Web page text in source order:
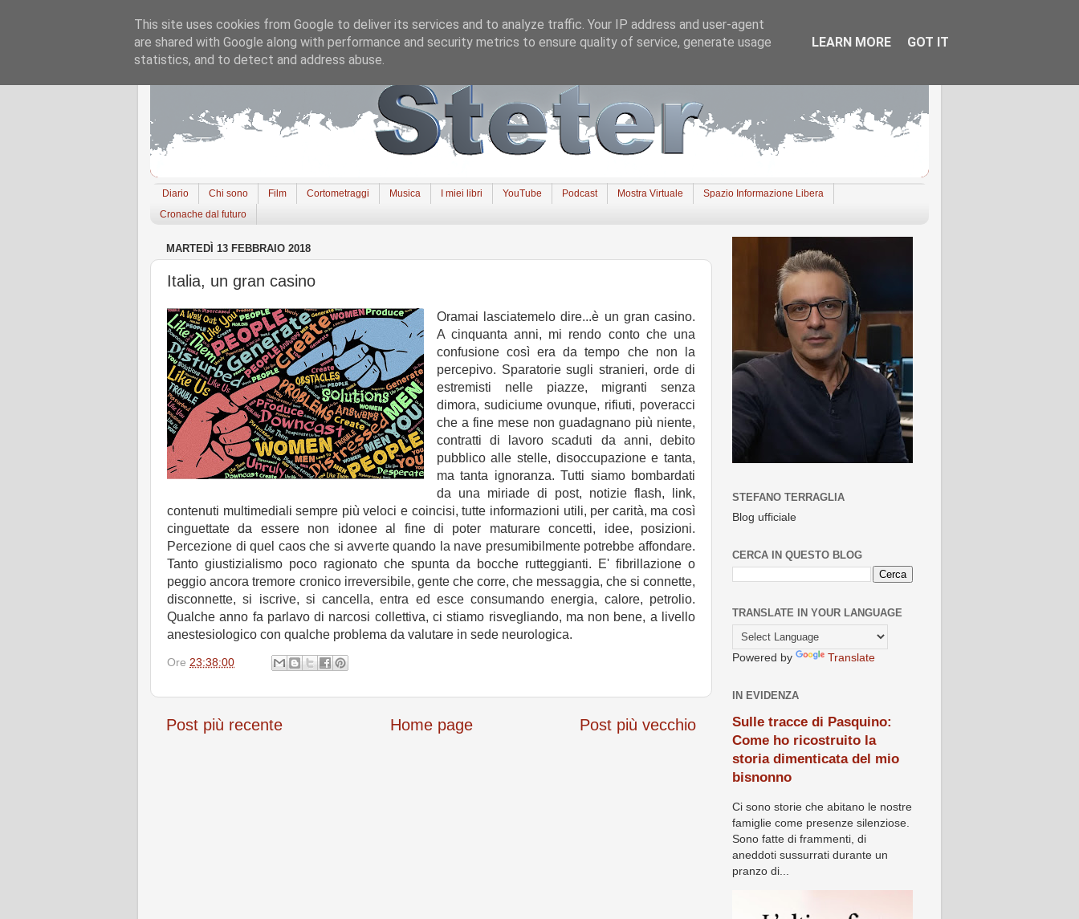
Diario Chi sono Film Cortometraggi Musica I miei libri YouTube Podcast Mostra Virtuale
Spazio Informazione Libera
Cronache dal futuro
MARTEDÌ 13 FEBBRAIO 2018
Italia, un gran casino
Oramai lasciatemelo dire...è un gran casino.
A cinquanta anni, mi rendo conto che una
confusione così era da tempo che non la
percepivo. Sparatorie sugli stranieri, orde di
estremisti nelle piazze, migranti senza
dimora, sudiciume ovunque, rifiuti, poveracci
che a fine mese non guadagnano più niente,
contratti di lavoro scaduti da anni, debito
pubblico alle stelle, disoccupazione e tanta,
ma tanta ignoranza. Tutti siamo bombardati
da una miriade di post, notizie flash, link,
contenuti multimediali sempre più veloci e coincisi, tutte informazioni utili, per carità, ma così
cinguettate da essere non idonee al fine di poter maturare concetti, idee, posizioni.
Percezione di quel caos che si avverte quando la nave presumibilmente potrebbe affondare.
Tanto giustizialismo poco ragionato che spunta da bocche rutteggianti. E' fibrillazione o
peggio ancora tremore cronico irreversibile, gente che corre, che messaggia, che si connette,
disconnette, si iscrive, si cancella, entra ed esce consumando energia, calore, petrolio.
Qualche anno fa parlavo di narcosi collettiva, ci stiamo risvegliando, ma non bene, a livello
anestesiologico con qualche problema da valutare in sede neurologica.
Ore 23:38:00
Post più recente Post più vecchio
Home page
STEFANO TERRAGLIA
Blog ufficiale
CERCA IN QUESTO BLOG
TRANSLATE IN YOUR LANGUAGE
Powered by Translate
IN EVIDENZA
Sulle tracce di Pasquino:
Come ho ricostruito la
storia dimenticata del mio
bisnonno
Ci sono storie che abitano le nostre
famiglie come presenze silenziose.
Sono fatte di frammenti, di
aneddoti sussurrati durante un
pranzo di...
This site uses cookies from Google to deliver its services and to analyze traffic. Your IP address and user-agent
are shared with Google along with performance and security metrics to ensure quality of service, generate usage
statistics, and to detect and address abuse.
LEARN MORE GOT IT